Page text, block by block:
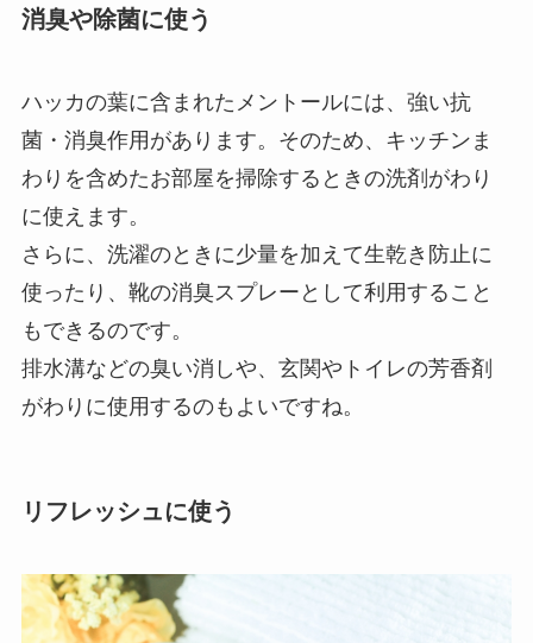
消臭や除菌に使う
ハッカの葉に含まれたメントールには、強い抗
菌・消臭作用があります。そのため、キッチンま
わりを含めたお部屋を掃除するときの洗剤がわり
に使えます。
さらに、洗濯のときに少量を加えて生乾き防止に
使ったり、靴の消臭スプレーとして利用すること
もできるのです。
排水溝などの臭い消しや、玄関やトイレの芳香剤
がわりに使用するのもよいですね。
リフレッシュに使う